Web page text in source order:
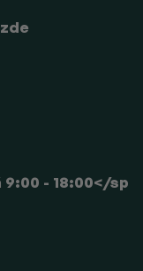
- 18:00</sp